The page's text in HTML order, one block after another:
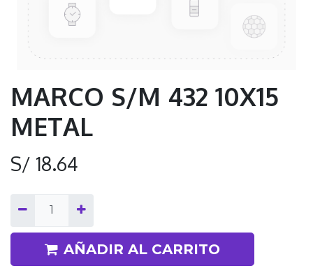
MARCO S/M 432 10X15
METAL
S/ 18.64
AÑADIR AL CARRITO